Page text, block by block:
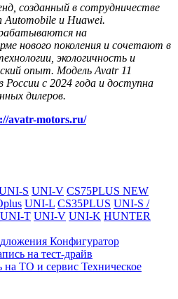
созданный в сотрудничестве
Automobile и Huawei.
на
нового поколения и сочетают в
экологичность и
опыт. Модель Avatr 11
России с 2024 года и доступна
дилеров.
avatr-motors.ru/
S UNI-V CS75PLUS NEW
UNI-L CS35PLUS UNI-S /
UNI-T UNI-V UNI-K HUNTER
Конфигуратор
на тест-драйв
на ТО и сервис Техническое